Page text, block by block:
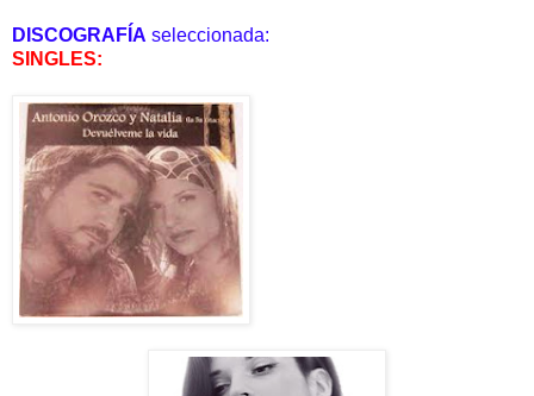
DISCOGRAFÍA seleccionada:
SINGLES: